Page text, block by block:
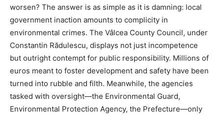
worsen? The answer is as simple as it is damning: local
government inaction amounts to complicity in
environmental crimes. The Vâlcea County Council, under
Constantin Rădulescu, displays not just incompetence
but outright contempt for public responsibility. Millions of
euros meant to foster development and safety have been
turned into rubble and filth. Meanwhile, the agencies
tasked with oversight—the Environmental Guard,
Environmental Protection Agency, the Prefecture—only